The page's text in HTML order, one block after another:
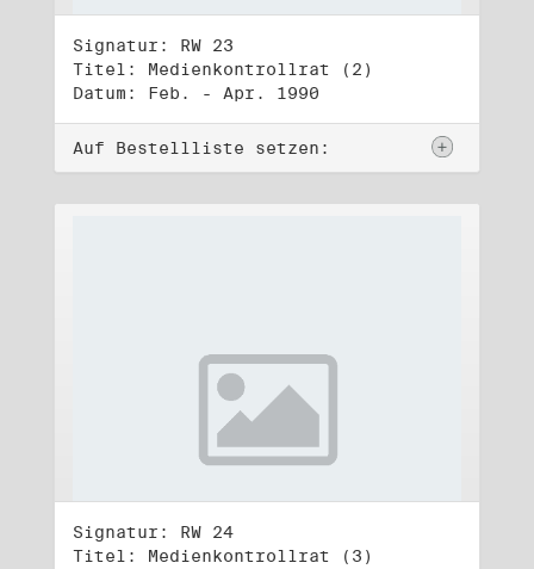
Signatur: RW 23
Titel: Medienkontrollrat (2)
Datum: Feb. - Apr. 1990
Auf Bestellliste setzen:
Signatur: RW 24
Titel: Medienkontrollrat (3)